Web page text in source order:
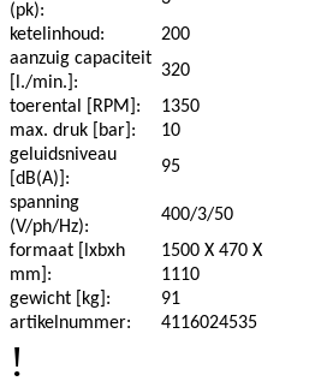
(pk):
ketelinhoud:
200
aanzuig capaciteit
[l./min.]:
320
toerental [RPM]:
1350
max. druk [bar]:
10
geluidsniveau
[dB(A)]:
95
spanning
(V/ph/Hz):
400/3/50
formaat [lxbxh
mm]:
1500 X 470 X
1110
gewicht [kg]:
91
artikelnummer:
4116024535
!